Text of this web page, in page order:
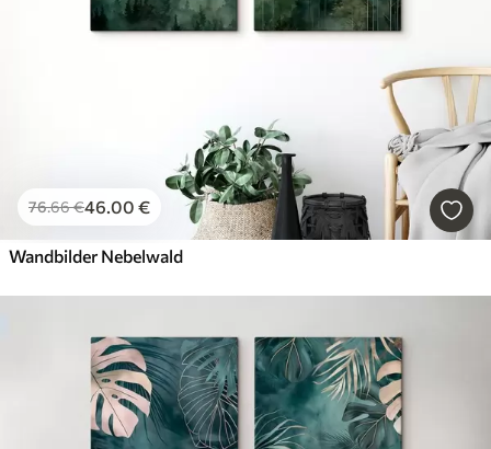
76.66€46.00 €
Wandbilder Nebelwald